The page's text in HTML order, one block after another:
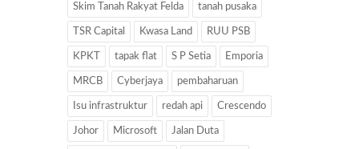
Skim Tanah Rakyat Felda tanah pusaka
TSR Capital Kwasa Land RUU PSB
KPKT tapak flat S P Setia Emporia
MRCB Cyberjaya pembaharuan
Isu infrastruktur redah api Crescendo
Johor Microsoft Jalan Duta